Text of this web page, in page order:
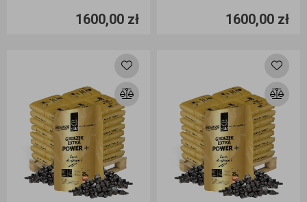
1600,00 zł 1600,00 zł